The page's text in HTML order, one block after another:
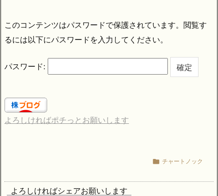
このコンテンツはパスワードで保護されています。閲覧す
るには以下にパスワードを入力してください。
パスワード:
よろしければポチっとお願いします
 チャートノック
よろしければシェアお願いします